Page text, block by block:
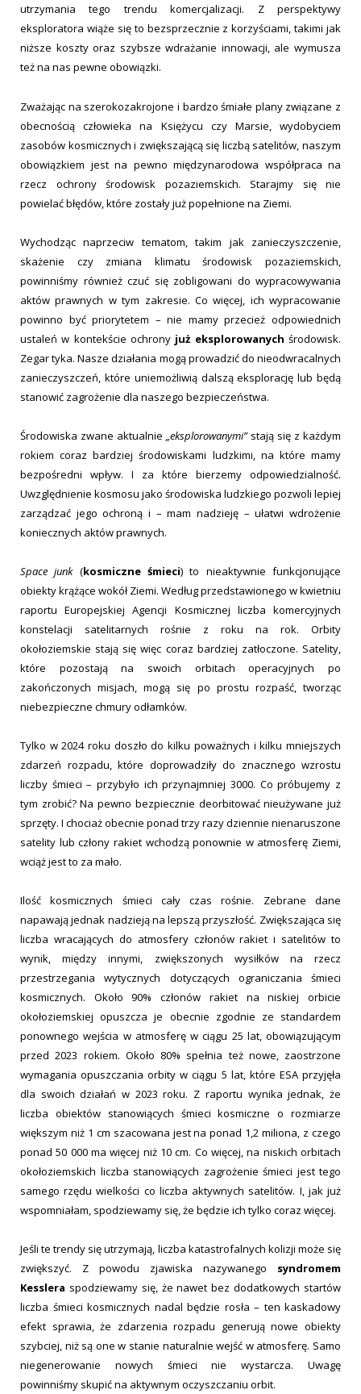
utrzymania tego trendu komercjalizacji. Z perspektywy
eksploratora wiąże się to bezsprzecznie z korzyściami, takimi jak
niższe koszty oraz szybsze wdrażanie innowacji, ale wymusza
też na nas pewne obowiązki.
Zważając na szerokozakrojone i bardzo śmiałe plany związane z
obecnością człowieka na Księżycu czy Marsie, wydobyciem
zasobów kosmicznych i zwiększającą się liczbą satelitów, naszym
obowiązkiem jest na pewno międzynarodowa współpraca na
rzecz ochrony środowisk pozaziemskich. Starajmy się nie
powielać błędów, które zostały już popełnione na Ziemi.
Wychodząc naprzeciw tematom, takim jak zanieczyszczenie,
skażenie czy zmiana klimatu środowisk pozaziemskich,
powinniśmy również czuć się zobligowani do wypracowywania
aktów prawnych w tym zakresie. Co więcej, ich wypracowanie
powinno być priorytetem – nie mamy przecież odpowiednich
ustaleń w kontekście ochrony już eksplorowanych środowisk.
Zegar tyka. Nasze działania mogą prowadzić do nieodwracalnych
zanieczyszczeń, które uniemożliwią dalszą eksplorację lub będą
stanowić zagrożenie dla naszego bezpieczeństwa.
Środowiska zwane aktualnie „eksplorowanymi”stają się z każdym
rokiem coraz bardziej środowiskami ludzkimi, na które mamy
bezpośredni wpływ. I za które bierzemy odpowiedzialność.
Uwzględnienie kosmosu jako środowiska ludzkiego pozwoli lepiej
zarządzać jego ochroną i – mam nadzieję – ułatwi wdrożenie
koniecznych aktów prawnych.
Space junk(kosmiczne śmieci) to nieaktywnie funkcjonujące
obiekty krążące wokół Ziemi. Według przedstawionego w kwietniu
raportu Europejskiej Agencji Kosmicznej liczba komercyjnych
konstelacji satelitarnych rośnie z roku na rok. Orbity
okołoziemskie stają się więc coraz bardziej zatłoczone. Satelity,
które pozostają na swoich orbitach operacyjnych po
zakończonych misjach, mogą się po prostu rozpaść, tworząc
niebezpieczne chmury odłamków.
Tylko w 2024 roku doszło do kilku poważnych i kilku mniejszych
zdarzeń rozpadu, które doprowadziły do znacznego wzrostu
liczby śmieci – przybyło ich przynajmniej 3000. Co próbujemy z
tym zrobić? Na pewno bezpiecznie deorbitować nieużywane już
sprzęty. I chociaż obecnie ponad trzy razy dziennie nienaruszone
satelity lub człony rakiet wchodzą ponownie w atmosferę Ziemi,
wciąż jest to za mało.
Ilość kosmicznych śmieci cały czas rośnie. Zebrane dane
napawają jednak nadzieją na lepszą przyszłość. Zwiększająca się
liczba wracających do atmosfery członów rakiet i satelitów to
wynik, między innymi, zwiększonych wysiłków na rzecz
przestrzegania wytycznych dotyczących ograniczania śmieci
kosmicznych. Około 90% członów rakiet na niskiej orbicie
okołoziemskiej opuszcza je obecnie zgodnie ze standardem
ponownego wejścia w atmosferę w ciągu 25 lat, obowiązującym
przed 2023 rokiem. Około 80% spełnia też nowe, zaostrzone
wymagania opuszczania orbity w ciągu 5 lat, które ESA przyjęła
dla swoich działań w 2023 roku. Z raportu wynika jednak, że
liczba obiektów stanowiących śmieci kosmiczne o rozmiarze
większym niż 1 cm szacowana jest na ponad 1,2 miliona, z czego
ponad 50 000 ma więcej niż 10 cm. Co więcej, na niskich orbitach
okołoziemskich liczba stanowiących zagrożenie śmieci jest tego
samego rzędu wielkości co liczba aktywnych satelitów. I, jak już
wspomniałam, spodziewamy się, że będzie ich tylko coraz więcej.
Jeśli te trendy się utrzymają, liczba katastrofalnych kolizji może się
zwiększyć. Z powodu zjawiska nazywanego syndromem
Kesslera spodziewamy się, że nawet bez dodatkowych startów
liczba śmieci kosmicznych nadal będzie rosła – ten kaskadowy
efekt sprawia, że zdarzenia rozpadu generują nowe obiekty
szybciej, niż są one w stanie naturalnie wejść w atmosferę. Samo
niegenerowanie nowych śmieci nie wystarcza. Uwagę
powinniśmy skupić na aktywnym oczyszczaniu orbit.